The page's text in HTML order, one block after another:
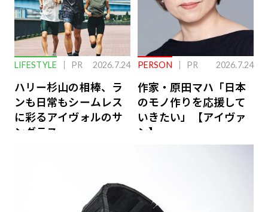
LIFESTYLE PR 2026.7.24
ハリー杉山の相棒、ラ
ンも日常もシームレス
に彩るアイヴォルのサ
ングラス
PERSON PR 2026.7.24
作家・原田マハ「日本
のモノ作りを応援して
いきたい」【アイヴァ
ン】